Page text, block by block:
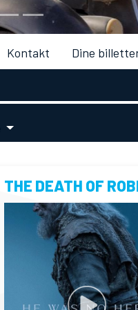
Kontakt Dine
THE DEATH OF